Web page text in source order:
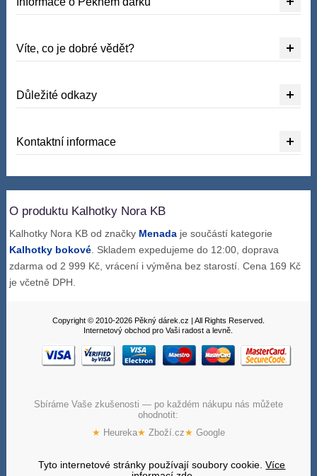
Víte, co je dobré vědět?
Důležité odkazy
Kontaktní informace
O produktu Kalhotky Nora KB
Kalhotky Nora KB od značky Menada je součástí kategorie
Kalhotky bokové . Skladem expedujeme do 12:00, doprava
zdarma od 2 999 Kč, vrácení i výměna bez starostí. Cena 169 Kč
je včetně DPH.
Copyright © 2010-2026 Pěkný dárek.cz | All Rights Reserved.
Internetový obchod pro Vaši radost a levně.
Sbíráme Vaše zkušenosti — po každém nákupu nás můžete
ohodnotit:
★ Heureka★ Zboží.cz★ Google
Tyto internetové stránky používají soubory cookie.Více